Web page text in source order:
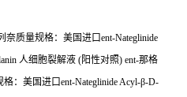
奈质量规格：美国进口ent-Nateglinide
人细胞裂解液 (阳性对照) ent-那格
格：美国进口ent-Nateglinide Acyl-β-D-